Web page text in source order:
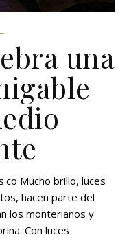
una
Mucho brillo, luces
hacen parte del
los monterianos y
Con luces